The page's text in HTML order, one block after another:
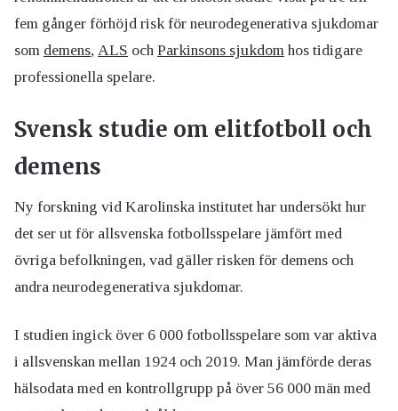
fem gånger förhöjd risk för neurodegenerativa sjukdomar
som demens, ALS och Parkinsons sjukdom hos tidigare
professionella spelare.
Svensk studie om elitfotboll och
demens
Ny forskning vid Karolinska institutet har undersökt hur
det ser ut för allsvenska fotbollsspelare jämfört med
övriga befolkningen, vad gäller risken för demens och
andra neurodegenerativa sjukdomar.
I studien ingick över 6 000 fotbollsspelare som var aktiva
i allsvenskan mellan 1924 och 2019. Man jämförde deras
hälsodata med en kontrollgrupp på över 56 000 män med